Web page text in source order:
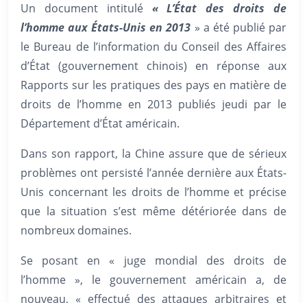
Un document intitulé « L’État des droits de
l’homme aux États-Unis en 2013 » a été publié par
le Bureau de l’information du Conseil des Affaires
d’État (gouvernement chinois) en réponse aux
Rapports sur les pratiques des pays en matière de
droits de l’homme en 2013 publiés jeudi par le
Département d’État américain.
Dans son rapport, la Chine assure que de sérieux
problèmes ont persisté l’année dernière aux États-
Unis concernant les droits de l’homme et précise
que la situation s’est même détériorée dans de
nombreux domaines.
Se posant en « juge mondial des droits de
l’homme », le gouvernement américain a, de
nouveau, « effectué des attaques arbitraires et